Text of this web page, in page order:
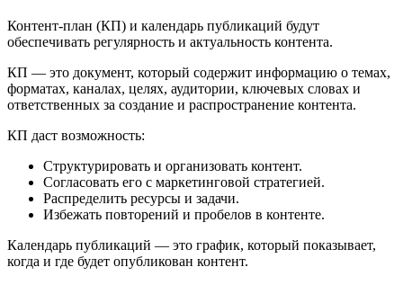
Контент-план (КП) и календарь публикаций будут
обеспечивать регулярность и актуальность контента.
КП — это документ, который содержит информацию о темах,
форматах, каналах, целях, аудитории, ключевых словах и
ответственных за создание и распространение контента.
КП даст возможность:
Структурировать и организовать контент.
Согласовать его с маркетинговой стратегией.
Распределить ресурсы и задачи.
Избежать повторений и пробелов в контенте.
Календарь публикаций — это график, который показывает,
когда и где будет опубликован контент.